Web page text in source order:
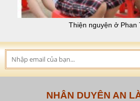
Thiện nguyện ở Phan
NHÂN DUYÊN AN